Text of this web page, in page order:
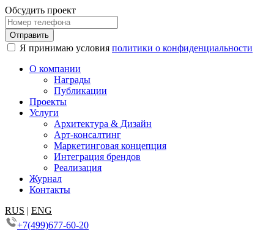
Обсудить проект
Я принимаю условия политики о конфиденциальности
О компании
Награды
Публикации
Проекты
Услуги
Архитектура & Дизайн
Арт-консалтинг
Маркетинговая концепция
Интеграция брендов
Реализация
Журнал
Контакты
RUS | ENG
+7(499)677-60-20